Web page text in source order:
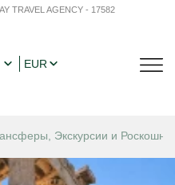
TRAVEL AGENCY - 17582
EUR
Экскурсии и